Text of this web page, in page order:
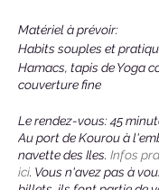
Matériel à prévoir:
Habits souples et
Hamacs, tapis de Yoga
couverture fine
Le rendez-vous: 45
Au port de Kourou à
navette des Iles. Infos
ici. Vous n'avez pas à